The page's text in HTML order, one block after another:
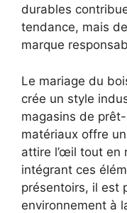
durables
tendance, mais
marque
Le mariage du
crée un style
magasins de
matériaux offre
attire l’œil tout en
intégrant ces
présentoirs, il est
environnement à